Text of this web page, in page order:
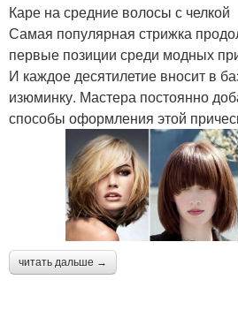
Каре на средние волосы с челкой
Самая популярная стрижка
первые позиции среди модных
И каждое десятилетие вносит в
изюминку. Мастера постоянно
способы оформления этой
читать дальше →